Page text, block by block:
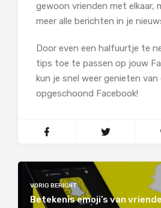
gewoon vrienden met elkaar,
meer alle berichten in je
Door even een halfuurtje te
tips toe te passen op jouw
kun je snel weer genieten van
opgeschoond Facebook!
VORIG BERICHT
Betekenis emoji’s van